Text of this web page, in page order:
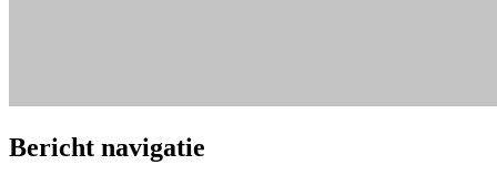
Bericht navigatie